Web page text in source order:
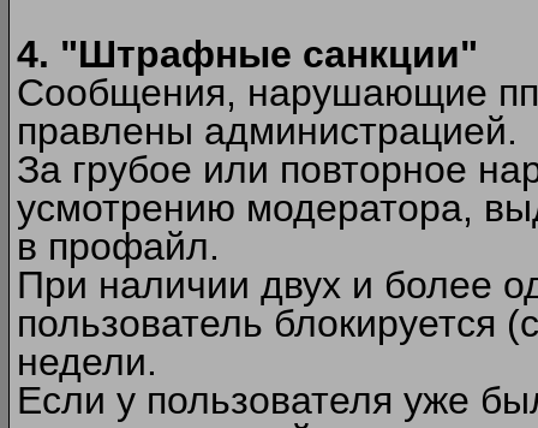
4. "Штрафные санкции"
Сообщения, нарушающие
правлены администрацией.
За грубое или повторное
усмотрению модератора,
в профайл.
При наличии двух и более
пользователь блокируется
недели.
Если у пользователя уже